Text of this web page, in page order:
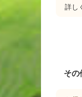
詳し
その